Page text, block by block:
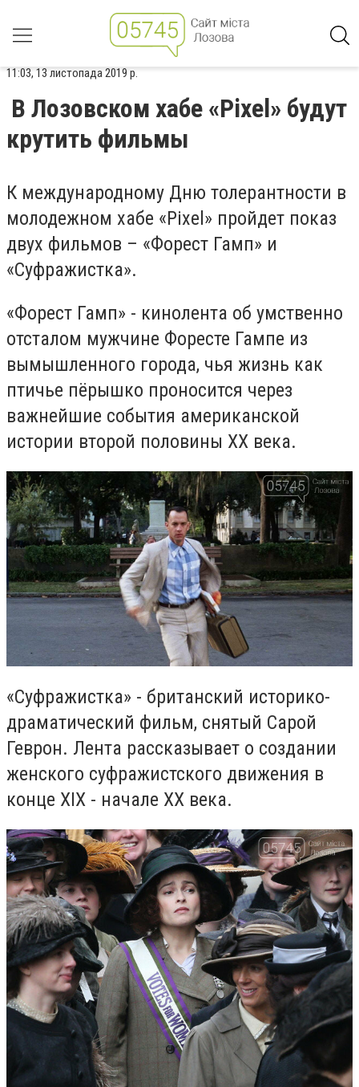
11:03, 13 листопада 2019 р.
В Лозовском хабе «Pixel» будут
крутить фильмы
К международному Дню толерантности в
молодежном хабе «Pixel » пройдет показ
двух фильмов – «Форест Гамп» и
«Суфражистка».
«Форест Гамп» - кинолента об умственно
отсталом мужчине Форесте Гампе из
вымышленного города, чья жизнь как
птичье пёрышко проносится через
важнейшие события американской
истории второй половины ХХ века.
«Суфражистка» - британский историко-
драматический фильм, снятый Сарой
Геврон. Лента рассказывает о создании
женского суфражистского движения в
конце XIX - начале XX века.